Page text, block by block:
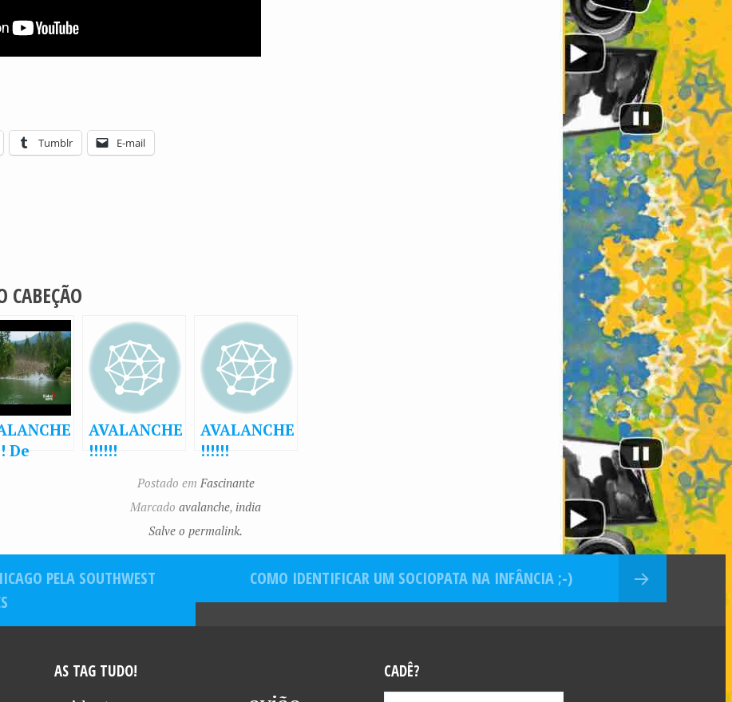
Tumblr E-mail
CABEÇÃO
De
AVALANCHE
!!!!!!
AVALANCHE
!!!!!!
Postado em Fascinante
Marcado avalanche, india
Salve o permalink.
PELA SOUTHWEST
COMO IDENTIFICAR UM SOCIOPATA NA INFÂNCIA ;-)
AS TAG TUDO! CADÊ?